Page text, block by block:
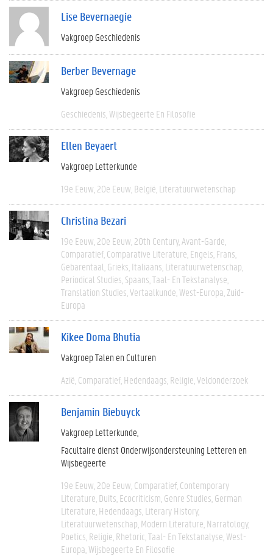
Lise Bevernaegie
Vakgroep Geschiedenis
Berber Bevernage
Vakgroep Geschiedenis
Geschiedenis Wijsbegeerte En Filosofie
Ellen Beyaert
Vakgroep Letterkunde
19e Eeuw 20e Eeuw België Literatuurwetenschap
Christina Bezari
19e Eeuw 20e Eeuw 20th Century Avant-Garde
Comparatief Comparative Literature Engels Frans
Gebarentaal Grieks Italiaans Literatuurwetenschap
Periodical Studies Spaans Taal- En Tekstanalyse
Translation Studies Vertaalkunde West-Europa Zuid-
Europa
Kikee Doma Bhutia
Vakgroep Talen en Culturen
Azië Comparatief Hedendaags Religie Veldonderzoek
Benjamin Biebuyck
Vakgroep Letterkunde
Facultaire dienst Onderwijsondersteuning Letteren en
Wijsbegeerte
19e Eeuw 20e Eeuw Comparatief Contemporary
Literature Duits Ecocriticism Genre Studies German
Literature Hedendaags Literary History
Literatuurwetenschap Modern Literature Narratology
Poetics Religie Rhetoric Taal- En Tekstanalyse West-
Europa Wijsbegeerte En Filosofie